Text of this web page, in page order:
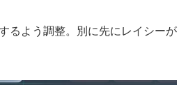
るよう調整。別に先にレイシーが